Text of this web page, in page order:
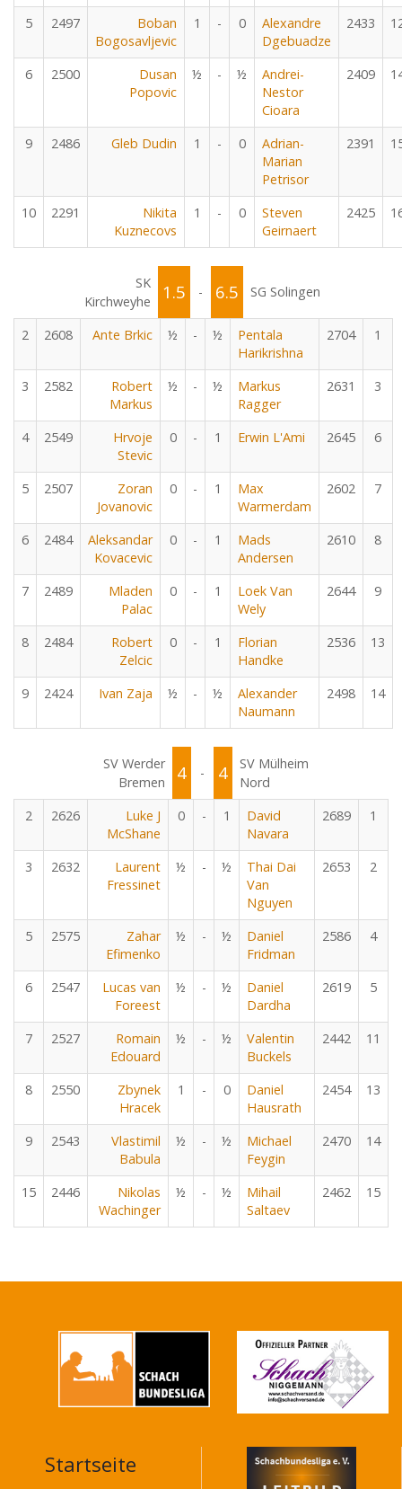
5 2497
Boban
Bogosavljevic
1 - 0
Alexandre
Dgebuadze
2433
6 2500
Dusan
Popovic
½ - ½
Andrei-
Nestor
Cioara
2409
9 2486 Gleb Dudin 1 - 0
Adrian-
Marian
Petrisor
2391
10 2291
Nikita
Kuznecovs
1 - 0
Steven
Geirnaert
2425
SK
Kirchweyhe
1.5 - 6.5 SG Solingen
2 2608 Ante Brkic ½ - ½
Pentala
Harikrishna
2704 1
3 2582
Robert
Markus
½ - ½
Markus
Ragger
2631 3
4 2549
Hrvoje
Stevic
0 - 1 Erwin L'Ami 2645 6
5 2507
Zoran
Jovanovic
0 - 1
Max
Warmerdam
2602 7
6 2484
Aleksandar
Kovacevic
0 - 1
Mads
Andersen
2610 8
7 2489
Mladen
Palac
0 - 1
Loek Van
Wely
2644 9
8 2484
Robert
Zelcic
0 - 1
Florian
Handke
2536 13
9 2424 Ivan Zaja ½ - ½
Alexander
Naumann
2498 14
SV Werder
Bremen
4 - 4
SV Mülheim
Nord
2
2626
Luke J
McShane
0 - 1
David
Navara
2689 1
3 2632
Laurent
Fressinet
½ - ½
Thai Dai
Van
Nguyen
2653 2
5 2575
Zahar
Efimenko
½ - ½
Daniel
Fridman
2586 4
6 2547
Lucas van
Foreest
½ - ½
Daniel
Dardha
2619 5
7 2527
Romain
Edouard
½ - ½
Valentin
Buckels
2442 11
8 2550
Zbynek
Hracek
1 - 0
Daniel
Hausrath
2454 13
9 2543
Vlastimil
Babula
½ - ½
Michael
Feygin
2470 14
15 2446
Nikolas
Wachinger
½ - ½
Mihail
Saltaev
2462 15
MAIN
Startseite